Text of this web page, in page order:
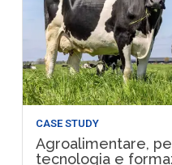
CASE STUDY
Agroalimentare,
tecnologia e